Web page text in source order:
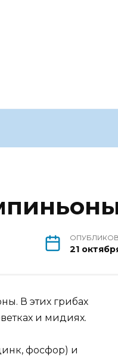
21
В этих грибах
и мидиях.
фосфор) и